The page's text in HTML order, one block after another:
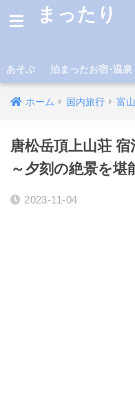
まったり
あそぶ 泊まったお宿･温泉
ホーム 国内旅行 富山
唐松岳頂上山荘
～夕刻の絶景を堪
2023-11-04